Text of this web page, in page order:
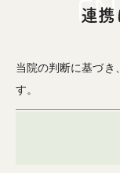
連携
当院の判断に基づき
す。